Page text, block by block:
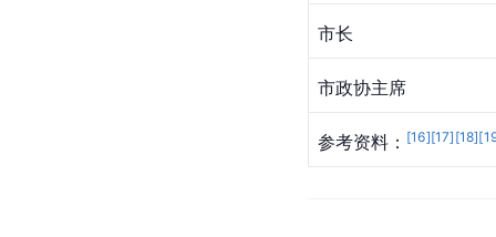
市长
市政协主席
参考资料： [16][17] [18][